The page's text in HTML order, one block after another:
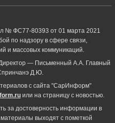
№ ФС77-80393 от 01 марта 2021
по надзору в сфере связи,
и массовых коммуникаций.
— Письменный А.А. Главный
Д.Ю.
с сайта "СарИнформ"
или на страницу с новостью.
за достоверность информации в
выходят с пометкой